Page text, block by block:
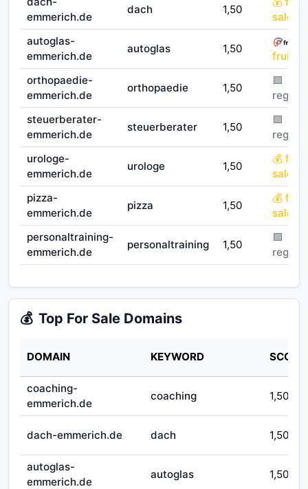
emmerich.de
dach 1,50
sale
autoglas-
emmerich.de
autoglas 1,50
orthopaedie-
emmerich.de
orthopaedie 1,50
🟪
steuerberater-
emmerich.de
steuerberater 1,50
🟪
urologe-
emmerich.de
urologe 1,50
💰 for
sale
pizza-
emmerich.de
pizza 1,50
💰 for
sale
personaltraining-
emmerich.de
personaltraining 1,50
🟪
💰 Top For Sale Domains
DOMAIN KEYWORD SCORE
coaching-
emmerich.de
coaching 1,50
dach-emmerich.de dach 1,50
autoglas-
emmerich.de
autoglas 1,50